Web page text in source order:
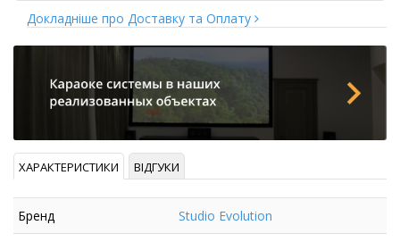
Докладніше про Доставку та Оплату
ХАРАКТЕРИСТИКИ ВІДГУКИ
Бренд Studio Evolution